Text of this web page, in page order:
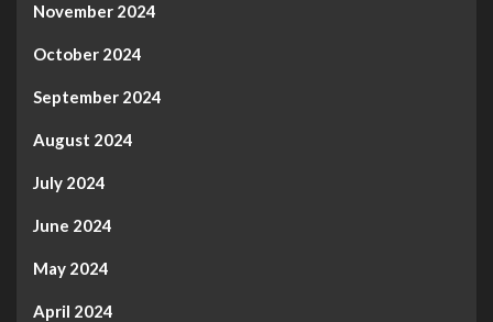
November 2024
October 2024
September 2024
August 2024
July 2024
June 2024
May 2024
April 2024